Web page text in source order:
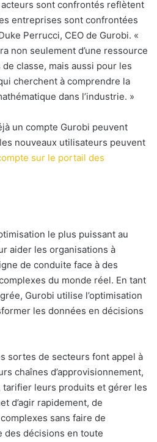
sont confrontés reflètent
entreprises sont confrontées
Perrucci, CEO de Gurobi. «
non seulement d’une ressource
classe, mais aussi pour les
cherchent à comprendre la
dans l’industrie. »
un compte Gurobi peuvent
nouveaux utilisateurs peuvent
sur le portail des
le plus puissant au
aider les organisations à
de conduite face à des
du monde réel. En tant
Gurobi utilise l’optimisation
les données en décisions
sortes de secteurs font appel à
chaînes d’approvisionnement,
leurs produits et gérer les
d’agir rapidement, de
sans faire de
des décisions en toute